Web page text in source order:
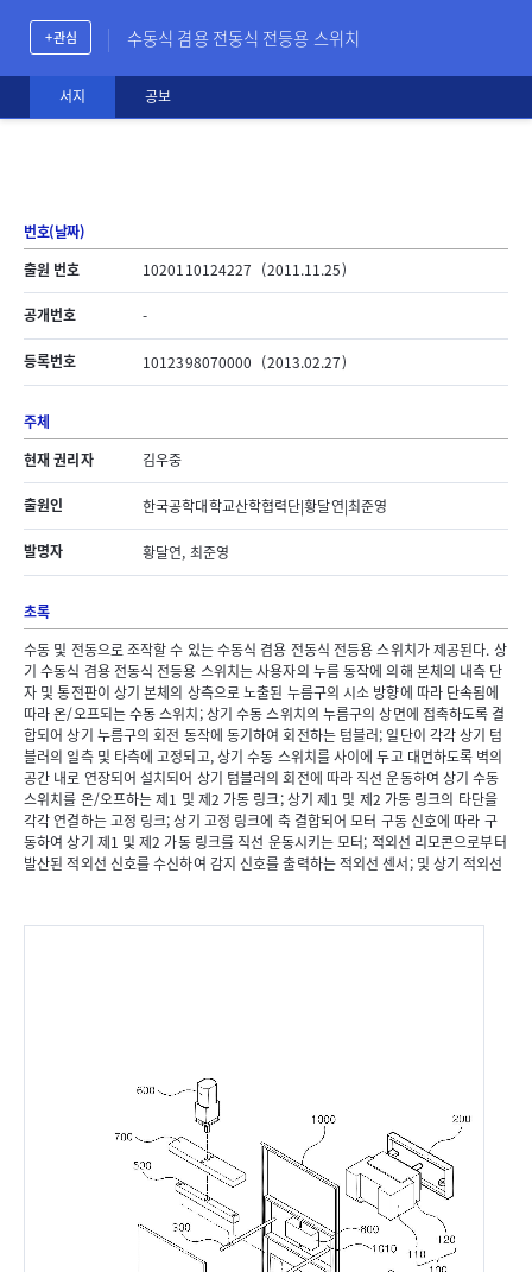
+ 관심 수동식 겸용 전동식 전등용 스위치
서지 공보
번호(날짜)
출원 번호
1020110124227 (2011.11.25)
공개번호 -
등록번호 1012398070000 (2013.02.27)
주체
현재 권리자
김우중
출원인 한국공학대학교산학협력단|황달연|최준영
발명자 황달연, 최준영
초록
수동 및 전동으로 조작할 수 있는 수동식 겸용 전동식 전등용 스위치가 제공된다. 상
기 수동식 겸용 전동식 전등용 스위치는 사용자의 누름 동작에 의해 본체의 내측 단
자 및 통전판이 상기 본체의 상측으로 노출된 누름구의 시소 방향에 따라 단속됨에
따라 온/오프되는 수동 스위치; 상기 수동 스위치의 누름구의 상면에 접촉하도록 결
합되어 상기 누름구의 회전 동작에 동기하여 회전하는 텀블러; 일단이 각각 상기 텀
블러의 일측 및 타측에 고정되고, 상기 수동 스위치를 사이에 두고 대면하도록 벽의
공간 내로 연장되어 설치되어 상기 텀블러의 회전에 따라 직선 운동하여 상기 수동
스위치를 온/오프하는 제1 및 제2 가동 링크; 상기 제1 및 제2 가동 링크의 타단을
각각 연결하는 고정 링크; 상기 고정 링크에 축 결합되어 모터 구동 신호에 따라 구
동하여 상기 제1 및 제2 가동 링크를 직선 운동시키는 모터; 적외선 리모콘으로부터
발산된 적외선 신호를 수신하여 감지 신호를 출력하는 적외선 센서; 및 상기 적외선